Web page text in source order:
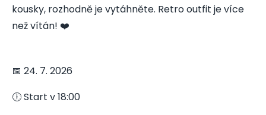
kousky, rozhodně je vytáhněte. Retro outfit je více
než vítán! ❤️
📅 24. 7. 2026
🕕 Start v 18:00